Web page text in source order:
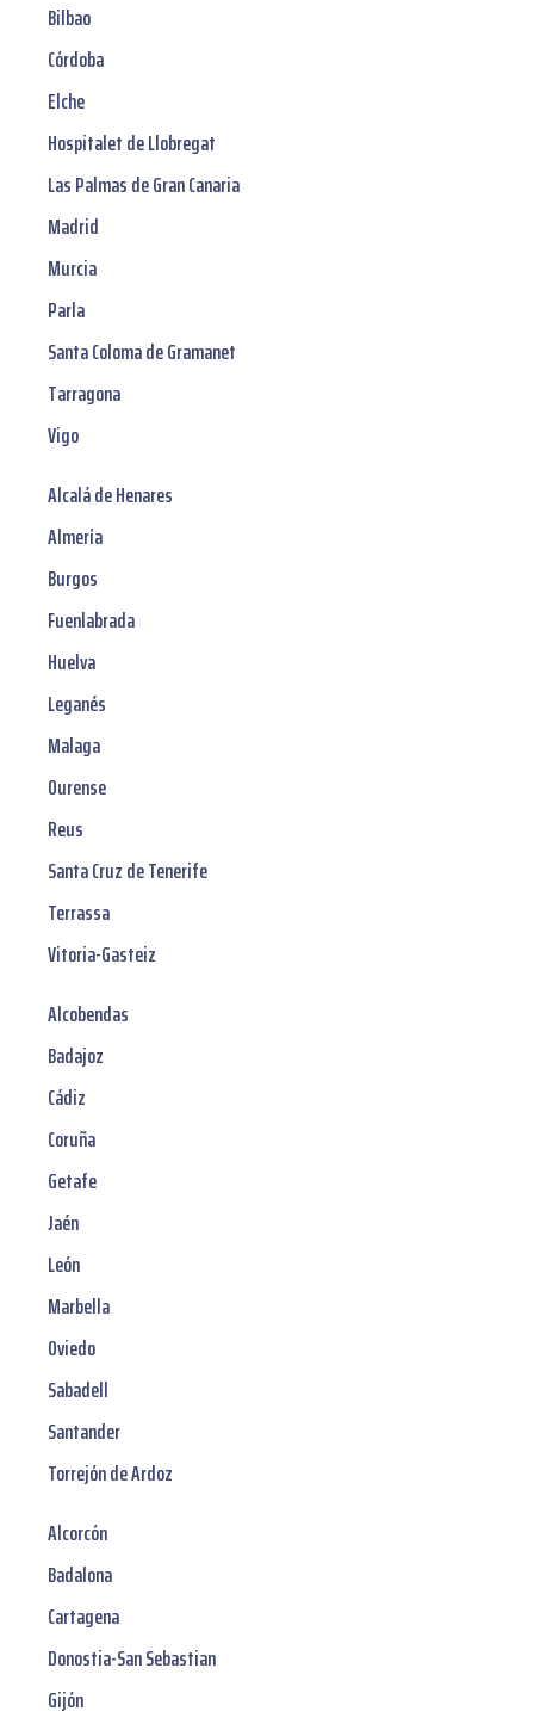
Bilbao
Córdoba
Elche
Hospitalet de Llobregat
Las Palmas de Gran Canaria
Madrid
Murcia
Parla
Santa Coloma de Gramanet
Tarragona
Vigo
Alcalá de Henares
Almería
Burgos
Fuenlabrada
Huelva
Leganés
Malaga
Ourense
Reus
Santa Cruz de Tenerife
Terrassa
Vitoria-Gasteiz
Alcobendas
Badajoz
Cádiz
Coruña
Getafe
Jaén
León
Marbella
Oviedo
Sabadell
Santander
Torrejón de Ardoz
Alcorcón
Badalona
Cartagena
Donostia-San Sebastian
Gijón